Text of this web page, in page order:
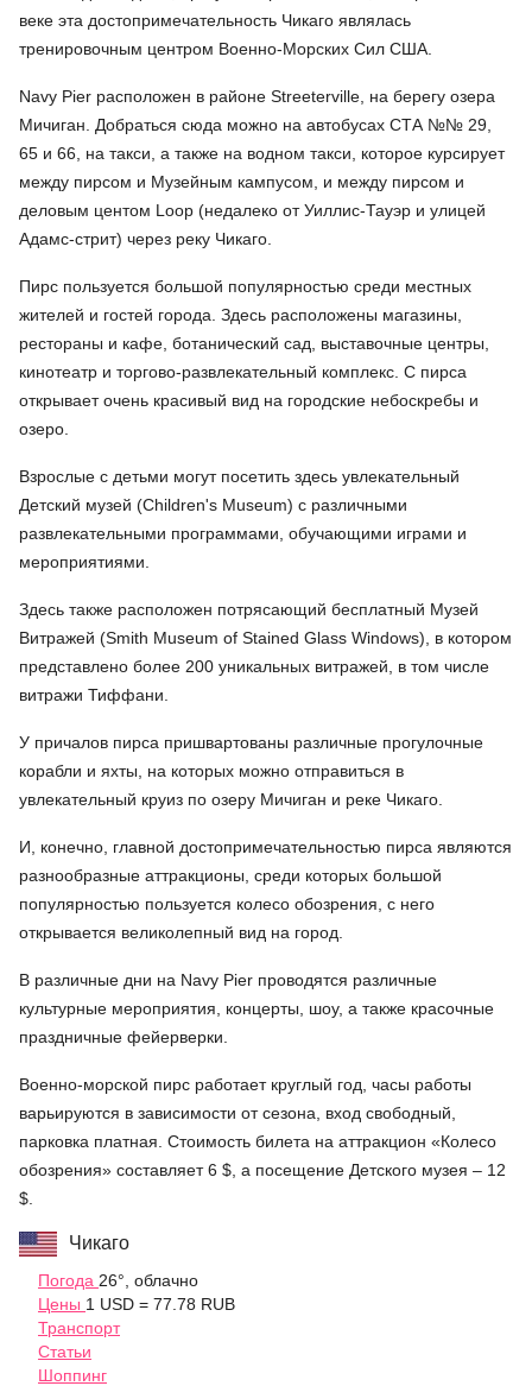
веке эта достопримечательность Чикаго являлась
тренировочным центром Военно-Морских Сил США.
Navy Pier расположен в районе Streeterville, на берегу озера
Мичиган. Добраться сюда можно на автобусах СТА №№ 29,
65 и 66, на такси, а также на водном такси, которое курсирует
между пирсом и Музейным кампусом, и между пирсом и
деловым центом Loop (недалеко от Уиллис-Тауэр и улицей
Адамс-стрит) через реку Чикаго.
Пирс пользуется большой популярностью среди местных
жителей и гостей города. Здесь расположены магазины,
рестораны и кафе, ботанический сад, выставочные центры,
кинотеатр и торгово-развлекательный комплекс. С пирса
открывает очень красивый вид на городские небоскребы и
озеро.
Взрослые с детьми могут посетить здесь увлекательный
Детский музей (Children's Museum) с различными
развлекательными программами, обучающими играми и
мероприятиями.
Здесь также расположен потрясающий бесплатный Музей
Витражей (Smith Museum of Stained Glass Windows), в котором
представлено более 200 уникальных витражей, в том числе
витражи Тиффани.
У причалов пирса пришвартованы различные прогулочные
корабли и яхты, на которых можно отправиться в
увлекательный круиз по озеру Мичиган и реке Чикаго.
И, конечно, главной достопримечательностью пирса являются
разнообразные аттракционы, среди которых большой
популярностью пользуется колесо обозрения, с него
открывается великолепный вид на город.
В различные дни на Navy Pier проводятся различные
культурные мероприятия, концерты, шоу, а также красочные
праздничные фейерверки.
Военно-морской пирс работает круглый год, часы работы
варьируются в зависимости от сезона, вход свободный,
парковка платная. Стоимость билета на аттракцион «Колесо
обозрения» составляет 6 $, а посещение Детского музея – 12
$.
Чикаго
Погода 26°, облачно
Цены 1 USD = 77.78 RUB
Транспорт
Статьи
Шоппинг